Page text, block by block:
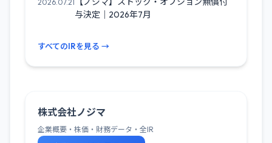
2026.07.21
与決定｜2026年7月
すべてのIRを見る →
株式会社ノジマ
企業概要・株価・財務データ・全IR